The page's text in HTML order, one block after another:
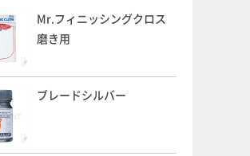
Mr.フィニッシングクロス
磨き用
ブレードシルバー